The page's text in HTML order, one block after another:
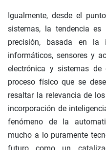
Igualmente, desde el
sistemas, la tendencia
precisión, basada en la
informáticos, sensores y
electrónica y sistemas de
proceso físico que se
resaltar la relevancia de
incorporación de
fenómeno de la
mucho a lo puramente